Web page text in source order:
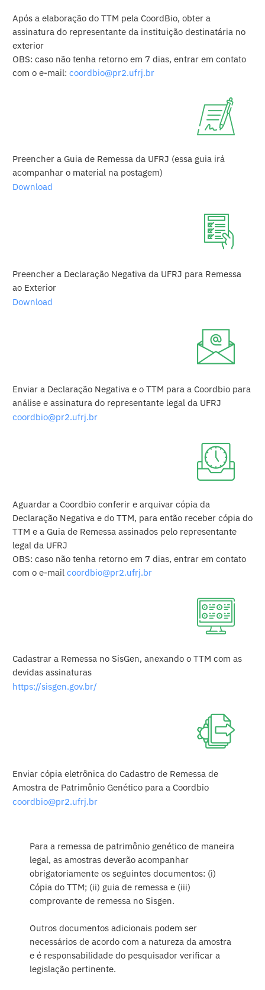
Após a elaboração do TTM pela CoordBio, obter a
assinatura do representante da instituição destinatária no
exterior
OBS: caso não tenha retorno em 7 dias, entrar em contato
com o e-mail: coordbio@pr2.ufrj.br
Preencher a Guia de Remessa da UFRJ (essa guia irá
acompanhar o material na postagem)
Download
Preencher a Declaração Negativa da UFRJ para Remessa
ao Exterior
Download
Enviar a Declaração Negativa e o TTM para a Coordbio para
análise e assinatura do representante legal da UFRJ
coordbio@pr2.ufrj.br
Aguardar a Coordbio conferir e arquivar cópia da
Declaração Negativa e do TTM, para então receber cópia do
TTM e a Guia de Remessa assinados pelo representante
legal da UFRJ
OBS: caso não tenha retorno em 7 dias, entrar em contato
com o e-mail coordbio@pr2.ufrj.br
Cadastrar a Remessa no SisGen, anexando o TTM com as
devidas assinaturas
https://sisgen.gov.br/
Enviar cópia eletrônica do Cadastro de Remessa de
Amostra de Patrimônio Genético para a Coordbio
coordbio@pr2.ufrj.br
Para a remessa de patrimônio genético de maneira
legal, as amostras deverão acompanhar
obrigatoriamente os seguintes documentos: (i)
Cópia do TTM; (ii) guia de remessa e (iii)
comprovante de remessa no Sisgen.
Outros documentos adicionais podem ser
necessários de acordo com a natureza da amostra
e é responsabilidade do pesquisador verificar a
legislação pertinente.